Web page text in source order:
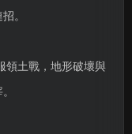
。
土戰，地形破壞與